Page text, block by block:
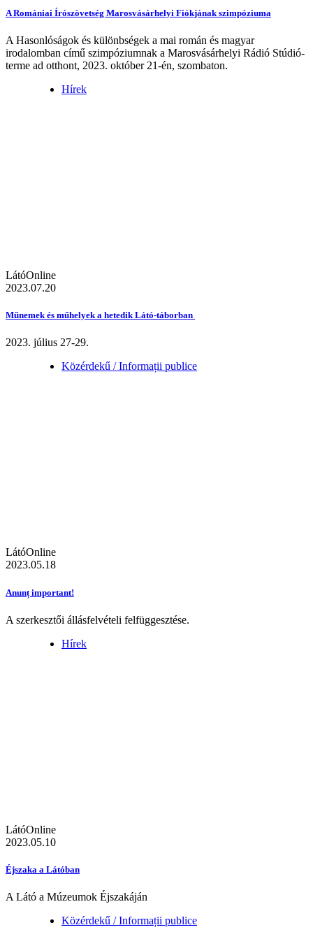
A Romániai Írószövetség Marosvásárhelyi Fiókjának szimpóziuma
A Hasonlóságok és különbségek a mai román és magyar
irodalomban című szimpóziumnak a Marosvásárhelyi Rádió Stúdió-
terme ad otthont, 2023. október 21-én, szombaton.
Hírek
LátóOnline
2023.07.20
Műnemek és műhelyek a hetedik Látó-táborban
2023. július 27-29.
Közérdekű / Informații publice
LátóOnline
2023.05.18
Anunț important!
A szerkesztői állásfelvételi felfüggesztése.
Hírek
LátóOnline
2023.05.10
Éjszaka a Látóban
A Látó a Múzeumok Éjszakáján
Közérdekű / Informații publice